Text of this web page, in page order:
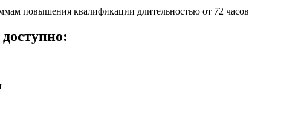
повышения квалификации длительностью от 72 часов